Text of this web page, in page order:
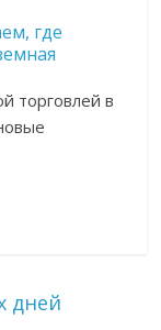
где
торговлей в
дней